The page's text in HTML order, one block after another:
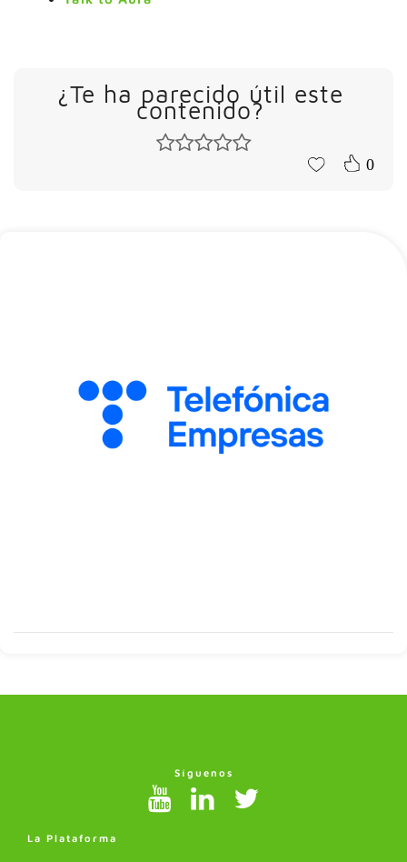
¿Te ha parecido útil este
contenido?
0
Síguenos
La Plataforma